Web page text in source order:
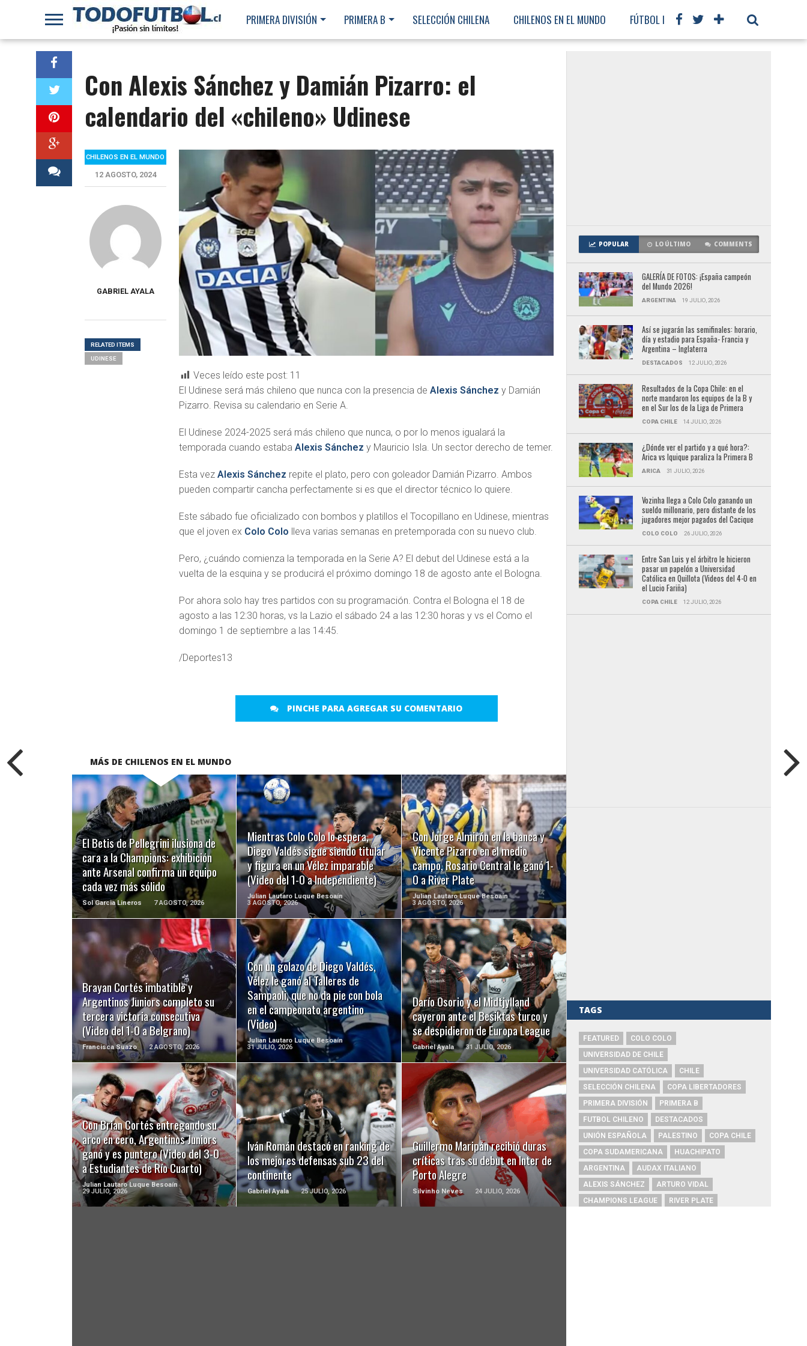
PRIMERA DIVISIÓN PRIMERA B SELECCIÓN CHILENA CHILENOS EN EL MUNDO FÚTBOL INTERNACIONAL
Con Alexis Sánchez y Damián Pizarro: el
calendario del «chileno» Udinese
Veces leído este post: 11
El Udinese será más chileno que nunca con la presencia deAlexis Sánchez y Damián
Pizarro. Revisa su calendario en Serie A.
El Udinese 2024-2025 será más chileno que nunca, o por lo menos igualará la
temporada cuando estabaAlexis Sánchez y Mauricio Isla. Un sector derecho de temer.
Esta vezAlexis Sánchez repite el plato, pero con goleador Damián Pizarro. Ambos
pueden compartir cancha perfectamente si es que el director técnico lo quiere.
Este sábado fue oficializado con bombos y platillos el Tocopillano en Udinese, mientras
que el joven ex Colo Colo lleva varias semanas en pretemporada con su nuevo club.
Pero, ¿cuándo comienza la temporada en la Serie A? El debut del Udinese está a la
vuelta de la esquina y se producirá el próximo domingo 18 de agosto ante el Bologna.
Por ahora solo hay tres partidos con su programación. Contra el Bologna el 18 de
agosto a las 12:30 horas, vs la Lazio el sábado 24 a las 12:30 horas y vs el Como el
domingo 1 de septiembre a las 14:45.
/Deportes13
PINCHE PARA AGREGAR SU COMENTARIO
CHILENOS EN EL MUNDO
12 AGOSTO, 2024
GABRIEL AYALA
RELATED ITEMS
UDINESE
MÁS DE CHILENOS EN EL MUNDO
El Betis de Pellegrini ilusiona de
cara a la Champions: exhibición
ante Arsenal confirma un equipo
cada vez más sólido
Sol Garcia Lineros 7 AGOSTO, 2026
LEER MÁS
Mientras Colo Colo lo espera,
Diego Valdés sigue siendo titular
y figura en un Vélez imparable
(Video del 1-0 a Independiente)
Julian Lautaro Luque Besoaín
3 AGOSTO, 2026
LEER MÁS
Con Jorge Almirón en la banca y
Vicente Pizarro en el medio
campo, Rosario Central le ganó 1-
0 a River Plate
Julian Lautaro Luque Besoaín
3 AGOSTO, 2026
LEER MÁS
Brayan Cortés imbatible y
Argentinos Juniors completo su
tercera victoria consecutiva
(Video del 1-0 a Belgrano)
Francisca Suazo 2 AGOSTO, 2026
LEER MÁS
Con un golazo de Diego Valdés,
Vélez le ganó al Talleres de
Sampaoli, que no da pie con bola
en el campeonato argentino
(Video)
Julian Lautaro Luque Besoaín
31 JULIO, 2026
LEER MÁS
Darío Osorio y el Midtjylland
cayeron ante el Besiktas turco y
se despidieron de Europa League
Gabriel Ayala 31 JULIO, 2026
LEER MÁS
Con Brian Cortés entregando su
arco en cero, Argentinos Juniors
ganó y es puntero (Video del 3-0
a Estudiantes de Río Cuarto)
Julian Lautaro Luque Besoaín
29 JULIO, 2026
LEER MÁS
Iván Román destacó en ranking de
los mejores defensas sub 23 del
continente
Gabriel Ayala 25 JULIO, 2026
LEER MÁS
Guillermo Maripán recibió duras
críticas tras su debut en Inter de
Porto Alegre
Silvinho Neves 24 JULIO, 2026
LEER MÁS
POPULAR LO ÚLTIMO COMMENTS
GALERÍA DE FOTOS: ¡España campeón
del Mundo 2026!
ARGENTINA 19 JULIO, 2026
Así se jugarán las semifinales: horario,
día y estadio para España- Francia y
Argentina – Inglaterra
DESTACADOS 12 JULIO, 2026
Resultados de la Copa Chile: en el
norte mandaron los equipos de la B y
en el Sur los de la Liga de Primera
COPA CHILE 14 JULIO, 2026
¿Dónde ver el partido y a qué hora?:
Arica vs Iquique paraliza la Primera B
ARICA 31 JULIO, 2026
Vozinha llega a Colo Colo ganando un
sueldo millonario, pero distante de los
jugadores mejor pagados del Cacique
COLO COLO 26 JULIO, 2026
Entre San Luis y el árbitro le hicieron
pasar un papelón a Universidad
Católica en Quillota (Videos del 4-0 en
el Lucio Fariña)
COPA CHILE 12 JULIO, 2026
TAGS
FEATURED
COLO COLO
UNIVERSIDAD DE CHILE
UNIVERSIDAD CATÓLICA
CHILE
SELECCIÓN CHILENA
COPA LIBERTADORES
PRIMERA DIVISIÓN
PRIMERA B
FUTBOL CHILENO
DESTACADOS
UNIÓN ESPAÑOLA
PALESTINO
COPA CHILE
COPA SUDAMERICANA
HUACHIPATO
ARGENTINA
AUDAX ITALIANO
ALEXIS SÁNCHEZ
ARTURO VIDAL
CHAMPIONS LEAGUE
RIVER PLATE